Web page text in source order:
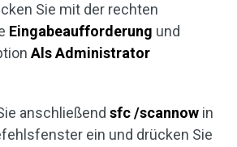
Sie mit der rechten
Eingabeaufforderung und
Als Administrator
anschließend sfc /scannow in
ein und drücken Sie